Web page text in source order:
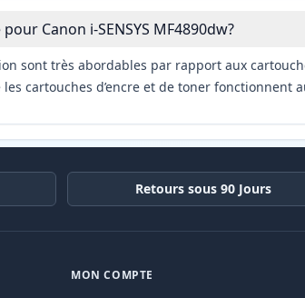
Canon i-SENSYS MF4890dw?
sont très abordables par rapport aux
cartouches d’encre et de toner fonctionnent
Retours sous 90 Jours
MON COMPTE